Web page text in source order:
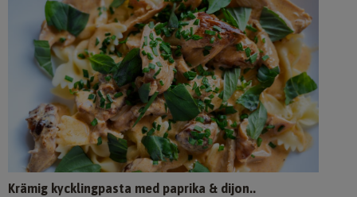
Krämig kycklingpasta med paprika & dijon..